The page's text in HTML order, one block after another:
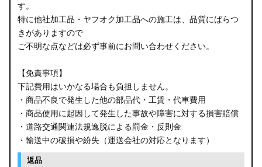
す。
特に他社加工品・ヤフオク加工品への施工は、品質にばらつ
きがありますので
ご不明な点などは必ず事前にお問い合わせください。
【免責事項】
下記費用はいかなる場合も負担しません。
・商品不良で発生した他の部品代・工賃・代車費用
・商品使用に起因して発生した事故や障害に対する損害賠償
・道路交通関連法規逸脱による罰金・反則金
・輸送中の破損や紛失（運送会社の対応となります）
返品